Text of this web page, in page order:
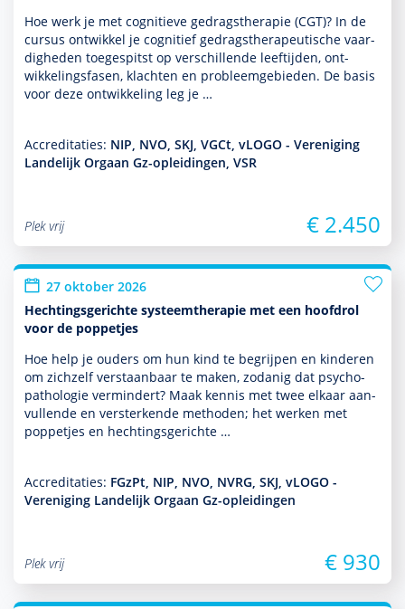
Hoe werk je met cogni­tieve gedrags­thera­pie (CGT)? In de
cursus ontwik­kel je cognitief gedrags­thera­peu­tische vaar­
dig­heden toegespitst op ver­schil­lende leeftijden, ont­
wikke­lingsfasen, klachten en probleemgebieden. De basis
voor deze ont­wikke­ling leg je …
Accreditaties: NIP, NVO, SKJ, VGCt, vLOGO - Vereniging
Landelijk Orgaan Gz-opleidingen, VSR
Plek vrij € 2.450
27 oktober 2026
Hechtingsgerichte systeemtherapie met een hoofdrol
voor de poppetjes
Hoe help je ouders om hun kind te begrijpen en kin­de­ren
om zichzelf ver­staan­baar te maken, zodanig dat psycho­
patho­logie vermindert? Maak kennis met twee elkaar aan­
vullende en versterkende methoden; het werken met
poppetjes en hechtingsgerichte …
Accreditaties: FGzPt, NIP, NVO, NVRG, SKJ, vLOGO -
Vereniging Landelijk Orgaan Gz-opleidingen
Plek vrij € 930